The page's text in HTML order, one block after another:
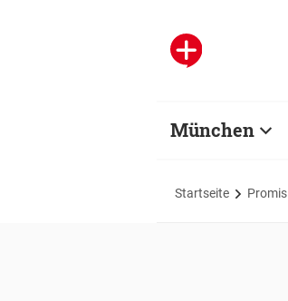
München
Startseite Promis